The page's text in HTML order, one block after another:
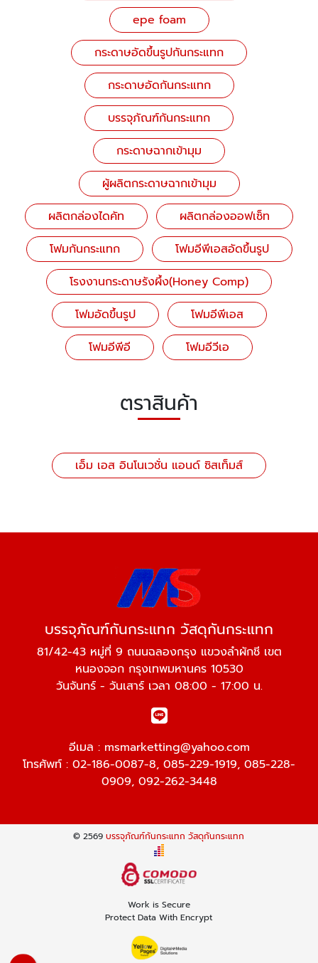
epe foam
กระดาษอัดขึ้นรูปกันกระแทก
กระดาษอัดกันกระแทก
บรรจุภัณฑ์กันกระแทก
กระดาษฉากเข้ามุม
ผู้ผลิตกระดาษฉากเข้ามุม
ผลิตกล่องไดคัท
ผลิตกล่องออฟเซ็ท
โฟมกันกระแทก
โฟมอีพีเอสอัดขึ้นรูป
โรงงานกระดาษรังผึ้ง(Honey Comp)
โฟมอัดขึ้นรูป
โฟมอีพีเอส
โฟมอีพีอี
โฟมอีวีเอ
ตราสินค้า
เอ็ม เอส อินโนเวชั่น แอนด์ ซิสเท็มส์
บรรจุภัณฑ์กันกระแทก วัสดุกันกระแทก
81/42-43 หมู่ที่ 9 ถนนฉลองกรุง แขวงลำผักชี เขต
หนองจอก กรุงเทพมหานคร 10530
วันจันทร์ - วันเสาร์ เวลา 08:00 - 17:00 น.
อีเมล : msmarketting@yahoo.com
โทรศัพท์ : 02-186-0087-8, 085-229-1919, 085-228-
0909, 092-262-3448
© 2569บรรจุภัณฑ์กันกระแทก วัสดุกันกระแทก
Work is Secure
Protect Data With Encrypt